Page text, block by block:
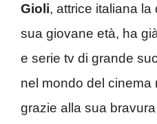
Gioli, attrice italiana
sua giovane età, ha
e serie tv di grande
nel mondo del cinema
grazie alla sua